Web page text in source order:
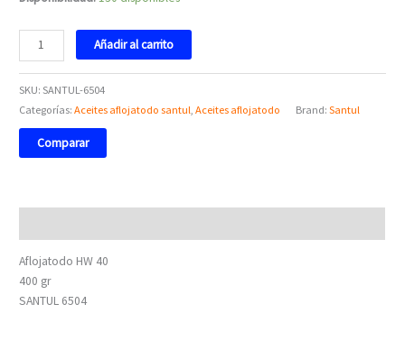
Añadir al carrito
SKU: SANTUL-6504
Categorías:Aceites aflojatodo santul ,Aceites aflojatodo Brand:Santul
Comparar
Aflojatodo HW 40
400 gr
SANTUL 6504